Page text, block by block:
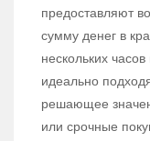
предоставляют
сумму денег в
нескольких
идеально
решающее
или срочные